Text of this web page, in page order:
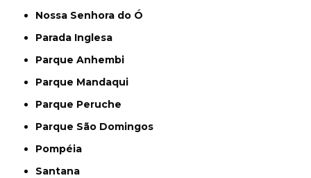
Nossa Senhora do Ó
Parada Inglesa
Parque Anhembi
Parque Mandaqui
Parque Peruche
Parque São Domingos
Pompéia
Santana